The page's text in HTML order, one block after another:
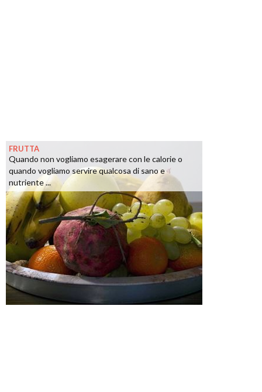
FRUTTA
Quando non vogliamo esagerare con le calorie o
quando vogliamo servire qualcosa di sano e
nutriente ...